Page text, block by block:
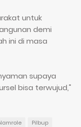
untuk
demi
ini di masa
supaya
bisa terwujud,"
Pilbup